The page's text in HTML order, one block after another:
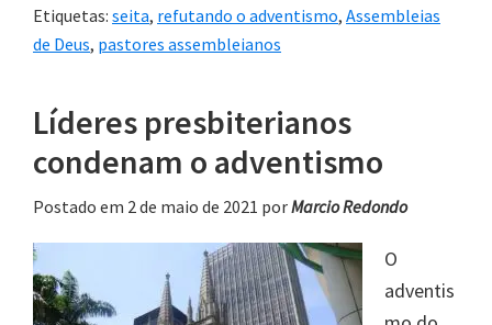
Etiquetas: seita, refutando o adventismo, Assembleias
de Deus, pastores assembleianos
Líderes presbiterianos
condenam o adventismo
Postado em 2 de maio de 2021 porMarcio Redondo
O
adventis